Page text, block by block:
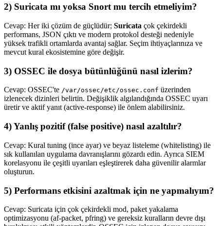
2) Suricata mı yoksa Snort mu tercih etmeliyim?
Cevap: Her iki çözüm de güçlüdür; Suricata çok çekirdekli
performans, JSON çıktı ve modern protokol desteği nedeniyle
yüksek trafikli ortamlarda avantaj sağlar. Seçim ihtiyaçlarınıza ve
mevcut kural ekosistemine göre değişir.
3) OSSEC ile dosya bütünlüğünü nasıl izlerim?
Cevap: OSSEC'te /var/ossec/etc/ossec.conf üzerinden
izlenecek dizinleri belirtin. Değişiklik algılandığında OSSEC uyarı
üretir ve aktif yanıt (active-response) ile önlem alabilirsiniz.
4) Yanlış pozitif (false positive) nasıl azaltılır?
Cevap: Kural tuning (ince ayar) ve beyaz listeleme (whitelisting) ile
sık kullanılan uygulama davranışlarını gözardı edin. Ayrıca SIEM
korelasyonu ile çeşitli uyarıları eşleştirerek daha güvenilir alarmlar
oluşturun.
5) Performans etkisini azaltmak için ne yapmalıyım?
Cevap: Suricata için çok çekirdekli mod, paket yakalama
optimizasyonu (af-packet, pfring) ve gereksiz kuralların devre dışı